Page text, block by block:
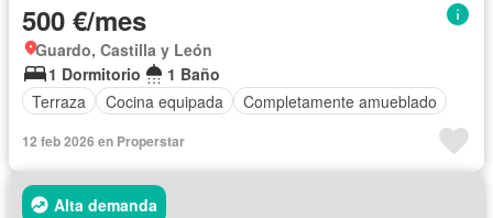
500 €/mes
Guardo, Castilla y León
1 Dormitorio
1 Baño
Terraza
Cocina equipada Completamente amueblado
12 feb 2026 en Properstar
Alta demanda